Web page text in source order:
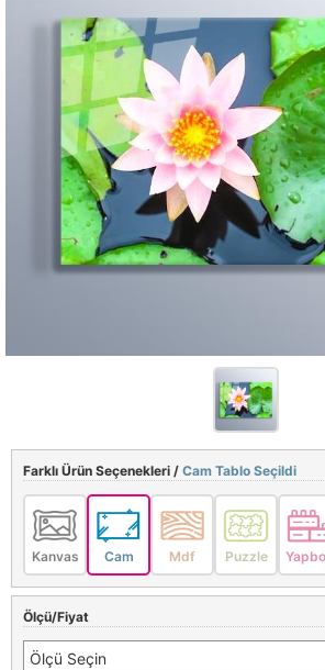
Farklı Ürün Seçenekleri / Cam Tablo Seçildi
Kanvas Cam Mdf Puzzle
Ölçü/Fiyat
Ölçü Seçin